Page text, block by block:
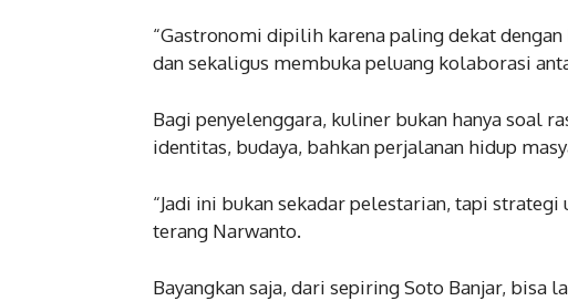
“Gastronomi dipilih karena paling dekat
dan sekaligus membuka peluang kolaborasi
Bagi penyelenggara, kuliner bukan hanya soal
identitas, budaya, bahkan perjalanan hidup
“Jadi ini bukan sekadar pelestarian, tapi
terang Narwanto.
Bayangkan saja, dari sepiring Soto Banjar, bisa